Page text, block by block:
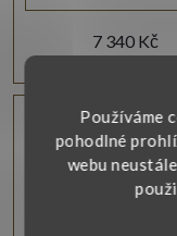
Používáme
pohodlné
webu
7 340 Kč